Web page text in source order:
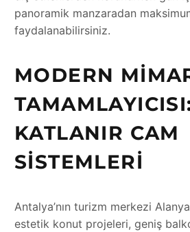
panoramik manzaradan
faydalanabilirsiniz.
MODERN
KATLANIR CAM
SISTEMLERI
Antalya’nın turizm merkezi
estetik konut projeleri, geniş